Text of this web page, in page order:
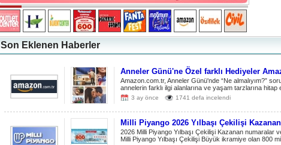
Son Eklenen Haberler
Anneler Günü'ne Özel farklı Hediyeler
Amazon.com.tr, Anneler Günü'nde “Ne almalıyım?”
annelerin farklı ilgi alanlarına ve yaşam tarzlarına hitap
3 ay önce 1741 defa incelendi
Milli Piyango 2026 Yılbaşı Çekilişi
2026 Milli Piyango Yılbaşı Çekilişi Kazanan numaralar
Milli Piyango Yılbaşı Çekilişi Büyük ikramiye olan 800